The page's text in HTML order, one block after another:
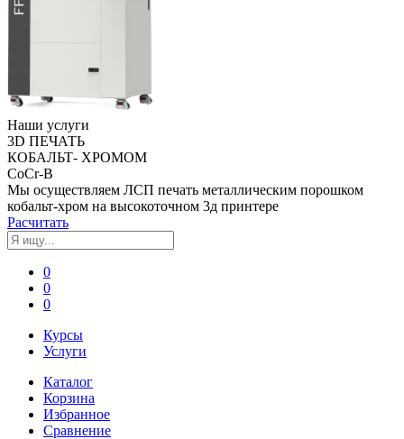
Наши услуги
3D ПЕЧАТЬ
КОБАЛЬТ- ХРОМОМ
CoCr-B
Мы осуществляем ЛСП печать металлическим порошком
кобальт-хром на высокоточном 3д принтере
Расчитать
0
0
0
Курсы
Услуги
Каталог
Корзина
Избранное
Сравнение